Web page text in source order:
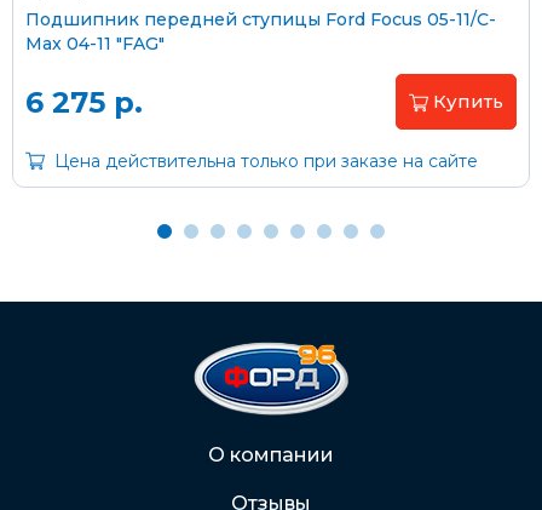
Пластиковыми картами
Через банк
С помощью карты рассрочки Халва
2202 2032 0805 1187
Через Интернет-банк
Подробнее о доставке и оплате
Подшипник передней ступицы Ford Focus 05-11/C-
Max 04-11 "FAG"
Цена действительна только при заказе на сайте
6 275 р. Купить
О компании
Отзывы